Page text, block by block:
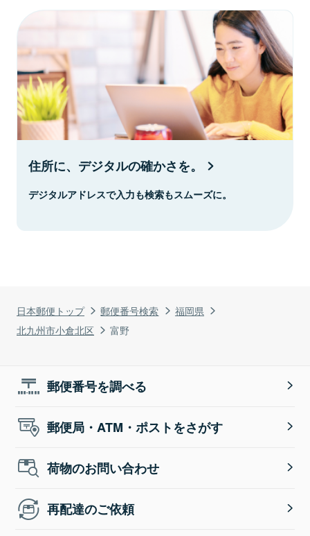
日本郵便トップ 郵便番号検索
福岡県
北九州市小倉北区
富野
住所に、デジタルの確かさを。
デジタルアドレスで入力も検索もスムーズに。
郵便番号を調べる
郵便局・ATM・ポストをさがす
荷物のお問い合わせ
再配達のご依頼